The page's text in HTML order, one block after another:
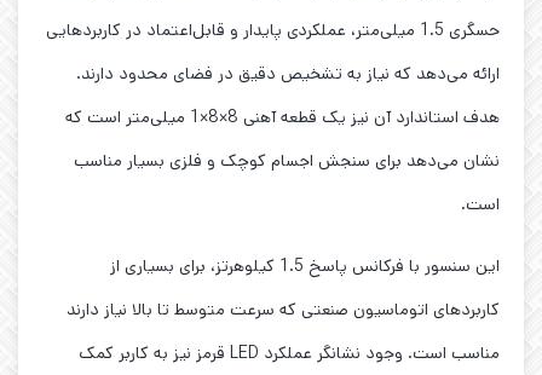
حسگری 1.5 میلی‌متر، عملکردی پایدار و قابل‌اعتماد در کاربردهایی
ارائه می‌دهد که نیاز به تشخیص دقیق در فضای محدود دارند.
هدف استاندارد آن نیز یک قطعه آهنی 8×8×1 میلی‌متر است که
نشان می‌دهد برای سنجش اجسام کوچک و فلزی بسیار مناسب
است.
این سنسور با فرکانس پاسخ 1.5 کیلوهرتز، برای بسیاری از
کاربردهای اتوماسیون صنعتی که سرعت متوسط تا بالا نیاز دارند
مناسب است. وجود نشانگر عملکرد LED قرمز نیز به کاربر کمک